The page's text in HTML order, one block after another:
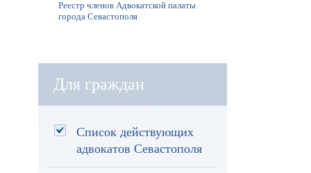
Реестр членов Адвокатской палаты
города Севастополя
Для граждан
Список действующих
адвокатов Севастополя